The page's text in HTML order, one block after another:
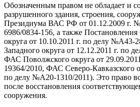
Обозначенным правом не обладает и
разрушенного здания, строения,
Президиума ВАС РФ от 01.12.2009 г.
6986/0834-156, а также
округа от 10.10.2011 г. по делу
Западного округа от 12.12.2011 г. по
ФАС Поволжского округа от
19364/2010, ФАС Северо-Кавказского
по делу №А20-1310/2011). Это право
после восстановления
сооружения.